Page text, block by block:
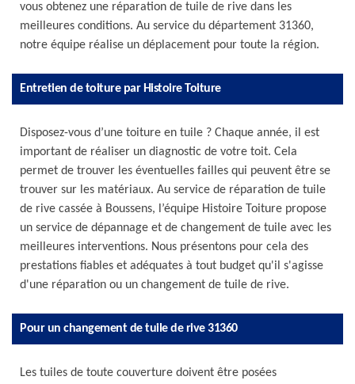
vous obtenez une réparation de tuile de rive dans les
meilleures conditions. Au service du département 31360,
notre équipe réalise un déplacement pour toute la région.
Entretien de toiture par Histoire Toiture
Disposez-vous d’une toiture en tuile ? Chaque année, il est
important de réaliser un diagnostic de votre toit. Cela
permet de trouver les éventuelles failles qui peuvent être se
trouver sur les matériaux. Au service de réparation de tuile
de rive cassée à Boussens, l’équipe Histoire Toiture propose
un service de dépannage et de changement de tuile avec les
meilleures interventions. Nous présentons pour cela des
prestations fiables et adéquates à tout budget qu'il s'agisse
d'une réparation ou un changement de tuile de rive.
Pour un changement de tuile de rive 31360
Les tuiles de toute couverture doivent être posées